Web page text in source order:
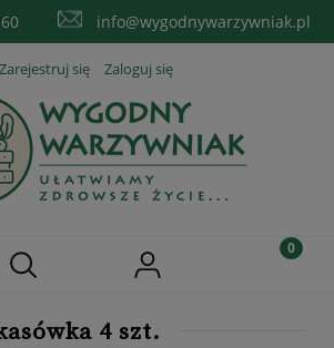
info@wygodnywarzywniak.pl
Zarejestruj się Zaloguj się
4 szt.